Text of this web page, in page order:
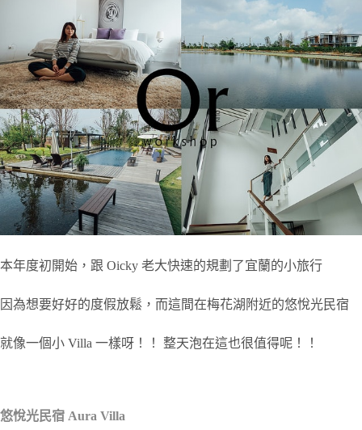
本年度初開始，跟 Oicky 老大快速的規劃了宜蘭的小旅行
因為想要好好的度假放鬆，而這間在梅花湖附近的悠悅光民宿
就像一個小 Villa 一樣呀！！ 整天泡在這也很值得呢！！
悠悅光民宿 Aura Villa